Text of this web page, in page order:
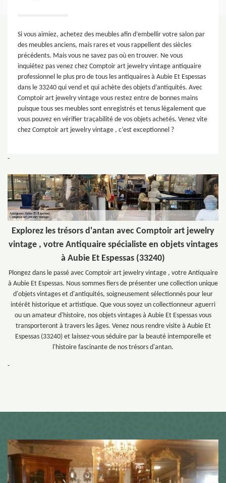
Si vous aimiez, achetez des meubles afin d’embellir votre salon par
des meubles anciens, mais rares et vous rappellent des siècles
précédents. Mais vous ne savez pas où en trouver. Ne vous
inquiétez pas venez chez Comptoir art jewelry vintage antiquaire
professionnel le plus pro de tous les antiquaires à Aubie Et Espessas
dans le 33240 qui vend et qui achète des objets d’antiquités. Avec
Comptoir art jewelry vintage vous restez entre de bonnes mains
puisque tous ses meubles sont enregistrés et tenus légalement que
vous pouvez en vérifier traçabilité de vos objets achetés. Venez vite
chez Comptoir art jewelry vintage , c’est exceptionnel ?
-
Explorez les trésors d'antan avec Comptoir art jewelry
vintage , votre Antiquaire spécialiste en objets vintages
à Aubie Et Espessas (33240)
Plongez dans le passé avec Comptoir art jewelry vintage , votre Antiquaire
à Aubie Et Espessas. Nous sommes fiers de présenter une collection unique
d'objets vintages et d'antiquités, soigneusement sélectionnés pour leur
intérêt historique et artistique. Que vous soyez un collectionneur aguerri
ou un amateur d'histoire, nos objets vintages à Aubie Et Espessas vous
transporteront à travers les âges. Venez nous rendre visite à Aubie Et
Espessas (33240) et laissez-vous séduire par la beauté intemporelle et
l'histoire fascinante de nos trésors d'antan.
-